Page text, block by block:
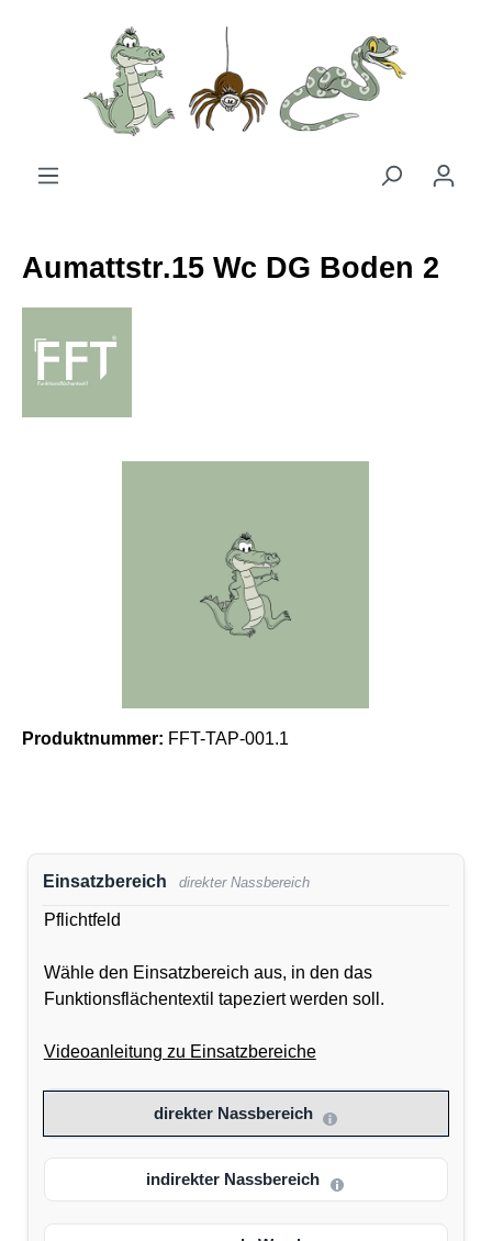
Zum Hauptinhalt springen
Aumattstr.15 Wc DG Boden 2
Produktnummer: FFT-TAP-001.1
Einsatzbereich direkter Nassbereich
Pflichtfeld
Wähle den Einsatzbereich aus, in den das
Funktionsflächentextil tapeziert werden soll.
Videoanleitung zu Einsatzbereiche
direkter Nassbereich
indirekter Nassbereich